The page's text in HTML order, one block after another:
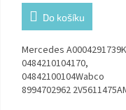
Do košíku
Mercedes
0484210104170,
04842100104Wabco
8994702962